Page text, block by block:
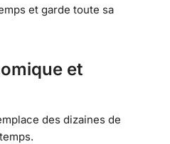
et garde toute sa
et
des dizaines de